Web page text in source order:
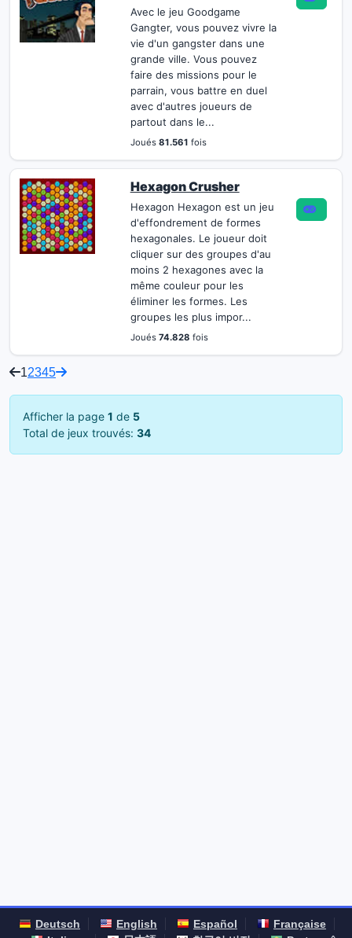
Avec le jeu Goodgame
Gangter, vous pouvez vivre la
vie d'un gangster dans une
grande ville. Vous pouvez
faire des missions pour le
parrain, vous battre en duel
avec d'autres joueurs de
partout dans le...
Joués 81.561 fois
Hexagon Crusher
Hexagon Hexagon est un jeu
d'effondrement de formes
hexagonales. Le joueur doit
cliquer sur des groupes d'au
moins 2 hexagones avec la
même couleur pour les
éliminer les formes. Les
groupes les plus impor...
Joués 74.828 fois
12345
Afficher la page 1 de 5
Total de jeux trouvés: 34
Deutsch English Español
Française